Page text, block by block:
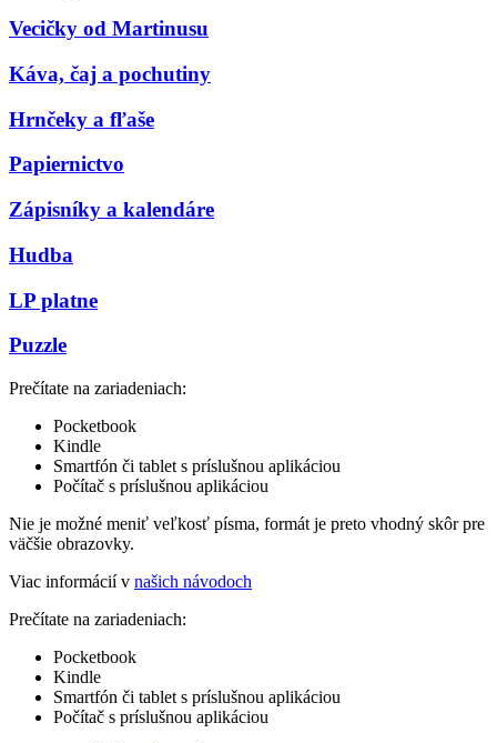
Vecičky od Martinusu
Káva, čaj a pochutiny
Hrnčeky a fľaše
Papiernictvo
Zápisníky a kalendáre
Hudba
LP platne
Puzzle
Prečítate na zariadeniach:
Pocketbook
Kindle
Smartfón či tablet s príslušnou aplikáciou
Počítač s príslušnou aplikáciou
Nie je možné meniť veľkosť písma, formát je preto vhodný skôr pre
väčšie obrazovky.
Viac informácií v našich návodoch
Prečítate na zariadeniach:
Pocketbook
Kindle
Smartfón či tablet s príslušnou aplikáciou
Počítač s príslušnou aplikáciou